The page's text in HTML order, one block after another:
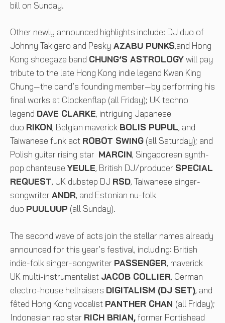
bill on Sunday.
Other newly announced highlights include: DJ duo of
Johnny Takigero and Pesky ​AZABU PUNKS,and Hong
Kong shoegaze band CHUNG’S ASTROLOGYwill pay
tribute to the late Hong Kong indie legend Kwan King
Chung—the band’s founding member—by performing his
final works at Clockenflap (all Friday); UK techno
legend DAVE CLARKE, intriguing Japanese
duo RIKON, Belgian maverick BOLIS PUPUL, and
Taiwanese funk act ROBOT SWING (all Saturday); and
Polish guitar rising star MARCIN, Singaporean synth-
pop chanteuseYEULE, British DJ/producer SPECIAL
REQUEST, UK dubstep DJ RSD, Taiwanese singer-
songwriter ANDR, and Estonian nu-folk
duo PUULUUP (all Sunday).
The second wave of acts join the stellar names already
announced for this year’s festival, including: British
indie-folk singer-songwriter PASSENGER, maverick
UK multi-instrumentalist JACOB COLLIER, German
electro-house hellraisers DIGITALISM (DJ SET), and
fêted Hong Kong vocalist PANTHER CHAN (all Friday);
Indonesian rap star RICH BRIAN,former Portishead